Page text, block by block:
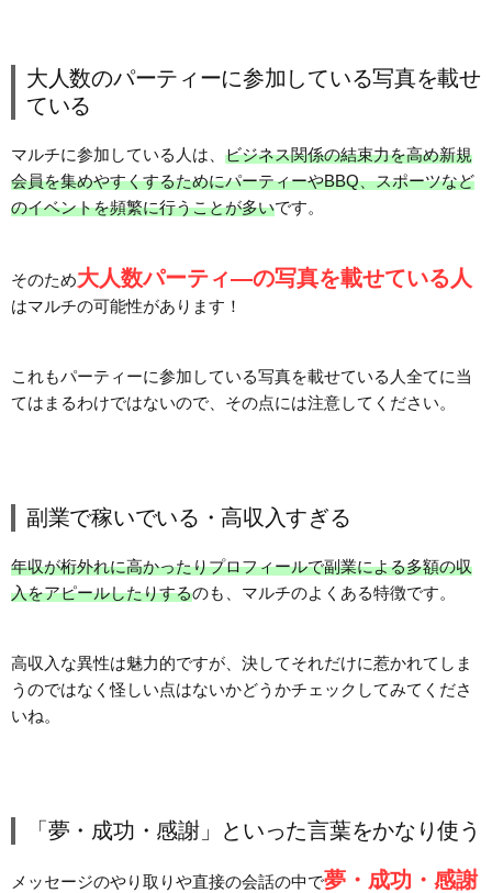
大人数のパーティーに参加している写真を載せ
ている
マルチに参加している人は、 ビジネス関係の結束力を高め新規
会員を集めやすくするためにパーティーやBBQ、スポーツなど
のイベントを頻繁に行うことが多いです。
そのため大人数パーティ―の写真を載せている人
はマルチの可能性があります！
これもパーティーに参加している写真を載せている人全てに当
てはまるわけではないので、その点には注意してください。
副業で稼いでいる・高収入すぎる
年収が桁外れに高かったりプロフィールで副業による多額の収
入をアピールしたりするのも、マルチのよくある特徴です。
高収入な異性は魅力的ですが、決してそれだけに惹かれてしま
うのではなく怪しい点はないかどうかチェックしてみてくださ
いね。
「夢・成功・感謝」といった言葉をかなり使う
メッセージのやり取りや直接の会話の中で夢・成功・感謝